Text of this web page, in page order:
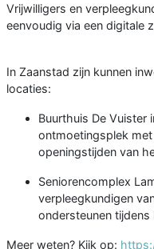
Vrijwilligers en
eenvoudig via een digitale
In Zaanstad zijn kunnen
locaties:
Buurthuis De Vuister
ontmoetingsplek
openingstijden van
Seniorencomplex
verpleegkundigen
ondersteunen
Meer weten? Kijk op: